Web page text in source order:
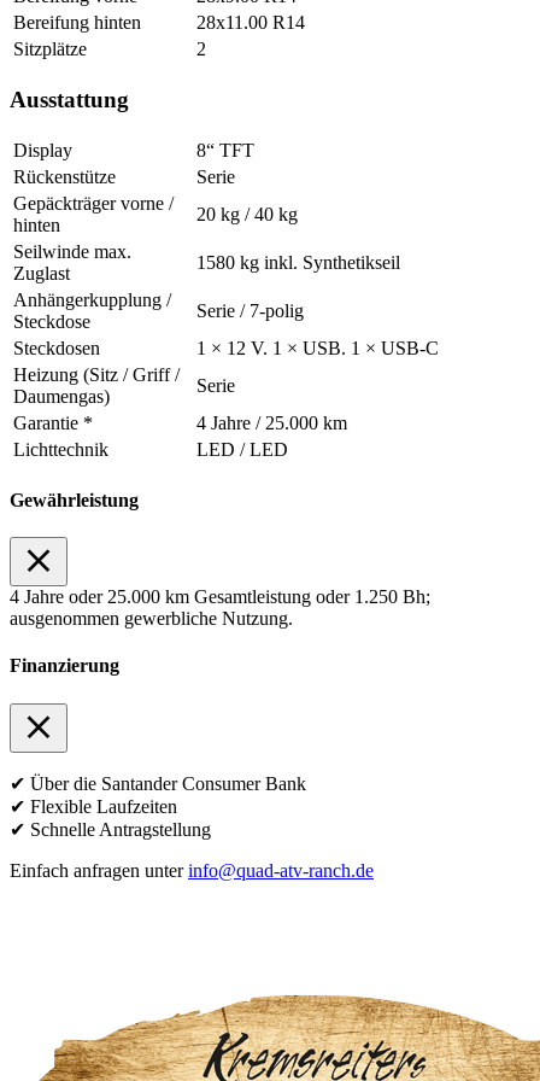
Bereifung hinten
28x11.00 R14
Sitzplätze
2
Ausstattung
Display
8“ TFT
Rückenstütze
Serie
Gepäckträger vorne /
hinten
20 kg / 40 kg
Seilwinde max.
Zuglast
1580 kg inkl. Synthetikseil
Anhängerkupplung /
Steckdose
Serie / 7-polig
Steckdosen
1 × 12 V. 1 × USB. 1 × USB-C
Heizung (Sitz / Griff /
Daumengas)
Serie
Garantie *
4 Jahre / 25.000 km
Lichttechnik
LED / LED
Gewährleistung
4 Jahre oder 25.000 km Gesamtleistung oder 1.250 Bh;
ausgenommen gewerbliche Nutzung.
Finanzierung
✔ Über die Santander Consumer Bank
✔ Flexible Laufzeiten
✔ Schnelle Antragstellung
Einfach anfragen unterinfo@quad-atv-ranch.de